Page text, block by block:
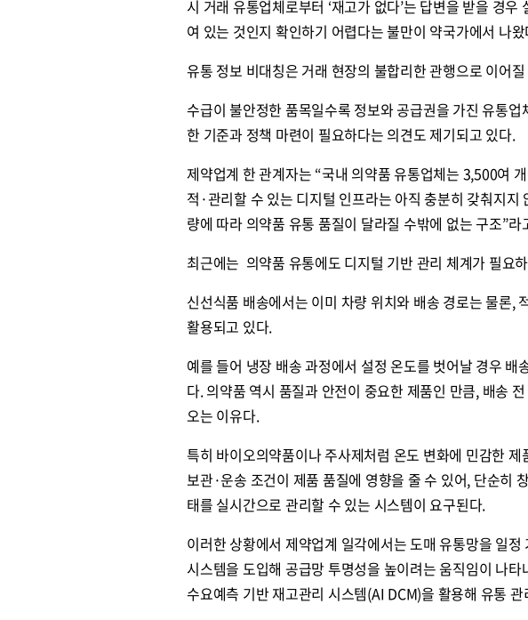
시 거래 유통업체로부터 ‘재고가 없다’는 답변을 받을 경
여 있는 것인지 확인하기 어렵다는 불만이 약국가에서 나왔
유통 정보 비대칭은 거래 현장의 불합리한 관행으로 이어
수급이 불안정한 품목일수록 정보와 공급권을 가진 유통
한 기준과 정책 마련이 필요하다는 의견도 제기되고 있다.
제약업계 한 관계자는 “국내 의약품 유통업체는 3,500여
적·관리할 수 있는 디지털 인프라는 아직 충분히 갖춰지
량에 따라 의약품 유통 품질이 달라질 수밖에 없는 구조”라
최근에는 의약품 유통에도 디지털 기반 관리 체계가 필요
신선식품 배송에서는 이미 차량 위치와 배송 경로는 물론,
활용되고 있다.
예를 들어 냉장 배송 과정에서 설정 온도를 벗어날 경우
다. 의약품 역시 품질과 안전이 중요한 제품인 만큼, 배송
오는 이유다.
특히 바이오의약품이나 주사제처럼 온도 변화에 민감한
보관·운송 조건이 제품 품질에 영향을 줄 수 있어, 단순히
태를 실시간으로 관리할 수 있는 시스템이 요구된다.
이러한 상황에서 제약업계 일각에서는 도매 유통망을 일
시스템을 도입해 공급망 투명성을 높이려는 움직임이 나
수요예측 기반 재고관리 시스템(AI DCM)을 활용해 유통